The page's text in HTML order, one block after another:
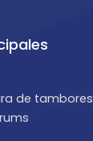
de tambores